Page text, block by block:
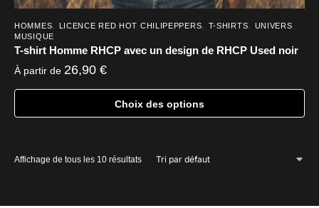
HOMMES, LICENCE RED HOT CHILIPEPPERS, T-SHIRTS, UNIVERS
MUSIQUE
T-shirt Homme RHCP avec un design de RHCP Used noir
À partir de 26,90 €
Choix des options
a
Affichage de tous les 10 résultats